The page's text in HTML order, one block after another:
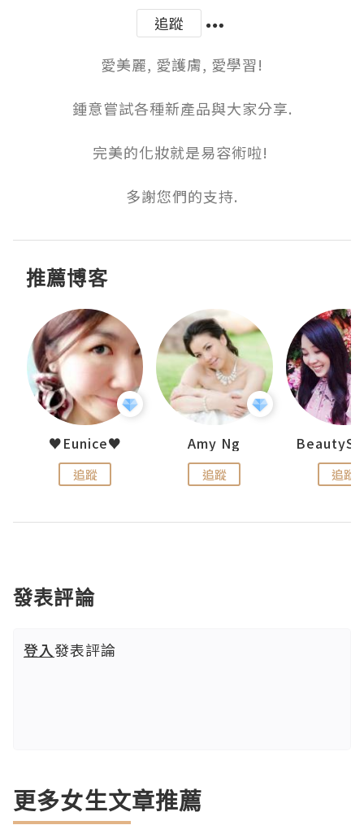
追蹤
愛美麗, 愛護膚, 愛學習!
鍾意嘗試各種新產品與大家分享.
完美的化妝就是易容術啦!
多謝您們的支持.
推薦博客
♥Eunice♥
追蹤
Amy Ng
追蹤 追蹤
發表評論
登入發表評論
更多女生文章推薦